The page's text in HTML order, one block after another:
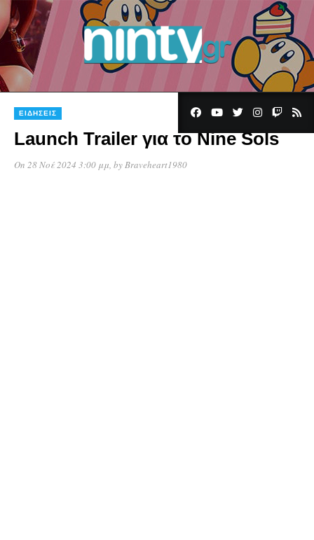
ΕΙΔΉΣΕΙΣ
Launch Trailer για το Nine Sols
On 28 Νοέ 2024 3:00 μμ, byBraveheart1980